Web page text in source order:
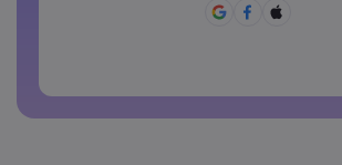
Wachtwoord mag niet vaak gebruikt zijn